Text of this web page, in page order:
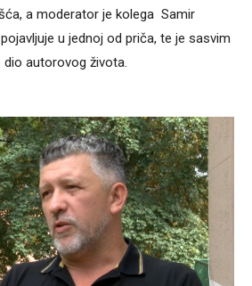
a moderator je kolega Samir
u jednoj od priča, te je sasvim
autorovog života.